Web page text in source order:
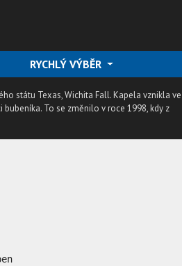
RYCHLÝ VÝBĚR
státu Texas, Wichita Fall. Kapela vznikla ve
bubeníka. To se změnilo v roce 1998, kdy z